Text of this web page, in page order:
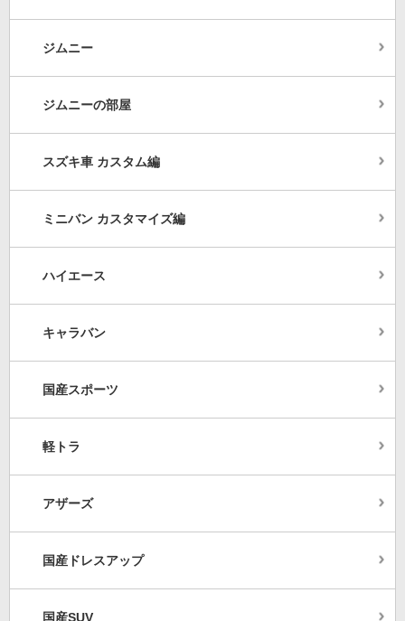
ジムニー
ジムニーの部屋
スズキ車 カスタム編
ミニバン カスタマイズ編
ハイエース
キャラバン
国産スポーツ
軽トラ
アザーズ
国産ドレスアップ
国産SUV